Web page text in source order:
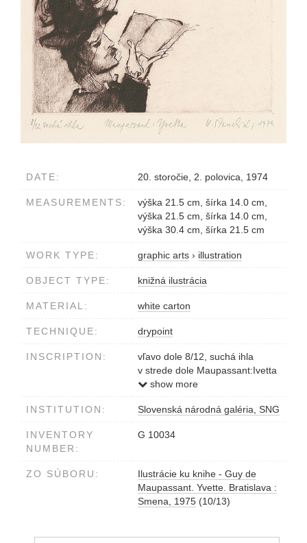
DATE: 20. storočie, 2. polovica, 1974
MEASUREMENTS:
výška 21.5 cm, šírka 14.0 cm,
výška 21.5 cm, šírka 14.0 cm,
výška 30.4 cm, šírka 21.5 cm
WORK TYPE: graphic arts › illustration
OBJECT TYPE: knižná ilustrácia
MATERIAL: white carton
TECHNIQUE: drypoint
INSCRIPTION:
vľavo dole 8/12, suchá ihla
v strede dole Maupassant:Ivetta
vpravo dole Kamila Štanclová,
show more
INSTITUTION: Slovenská národná galéria, SNG
INVENTORY
NUMBER:
G 10034
ZO SÚBORU:
Ilustrácie ku knihe - Guy de
Maupassant. Yvette. Bratislava :
Smena, 1975 (10/13)